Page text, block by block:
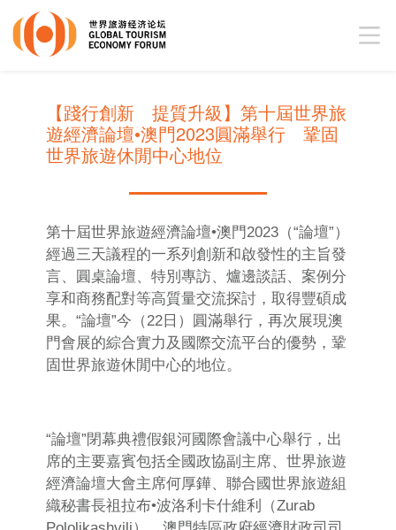
【踐行創新 提質升級】第十屆世界旅
遊經濟論壇•澳門2023圓滿舉行 鞏固
世界旅遊休閒中心地位
第十屆世界旅遊經濟論壇•澳門2023（“論壇”）
經過三天議程的一系列創新和啟發性的主旨發
言、圓桌論壇、特別專訪、爐邊談話、案例分
享和商務配對等高質量交流探討，取得豐碩成
果。“論壇”今（22日）圓滿舉行，再次展現澳
門會展的綜合實力及國際交流平台的優勢，鞏
固世界旅遊休閒中心的地位。
“論壇”閉幕典禮假銀河國際會議中心舉行，出
席的主要嘉賓包括全國政協副主席、世界旅遊
經濟論壇大會主席何厚鏵、聯合國世界旅遊組
織秘書長祖拉布•波洛利卡什維利（Zurab